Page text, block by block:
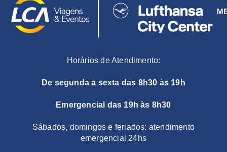
Horários de Atendimento:
De segunda a sexta das 8h30 às 19h
Emergencial das 19h às 8h30
Sábados, domingos e feriados: atendimento
emergencial 24hs